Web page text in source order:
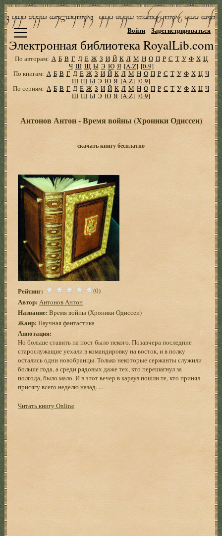
Электронная библиотека RoyalLib.com
Войти Зарегистрироваться
По авторам: А Б В Г Д Е Ж З И Й К Л М Н О П Р С Т У Ф Х Ц
Ч Ш Щ Ы Э Ю Я [A-Z] [0-9]
По книгам: А Б В Г Д Е Ж З И Й К Л М Н О П Р С Т У Ф Х Ц Ч
Ш Щ Ы Э Ю Я [A-Z] [0-9]
По сериям: А Б В Г Д Е Ж З И Й К Л М Н О П Р С Т У Ф Х Ц Ч
Ш Щ Ы Э Ю Я [A-Z] [0-9]
Антонов Антон - Время войны (Хроники Одиссеи)
скачать книгу бесплатно
Рейтинг: (0)
Автор: Антонов Антон
Название: Время войны (Хроники Одиссеи)
Жанр: Научная фантастика
Аннотация:
Но больше ставить на пост было некого. Позавчера последние
старослужащие уехали в командировку на восток, и в полку
остались одни новобранцы. Только некоторые сержанты служили
больше года, а среди рядовых даже тех, кто перешагнул за
полгода, было мало. И в этот вечер в караул пошли те, кто принял
присягу всего неделю назад. ...
Читать книгу Online